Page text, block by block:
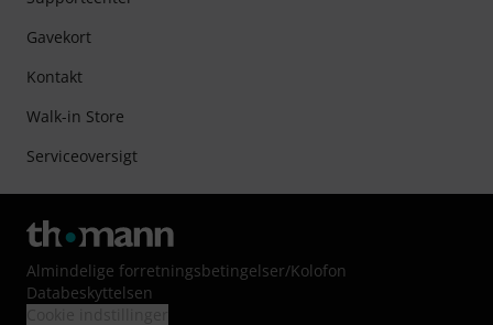
Gavekort
Kontakt
Walk-in Store
Serviceoversigt
Almindelige forretningsbetingelser/Kolofon
Databeskyttelsen